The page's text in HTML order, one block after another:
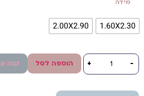
מידה
1.60X2.30
2.00X2.90
-
+ הוספה לסל קנה